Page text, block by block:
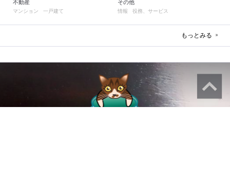
不動産
マンション 一戸建て
その他
情報 役務、サービス
もっとみる